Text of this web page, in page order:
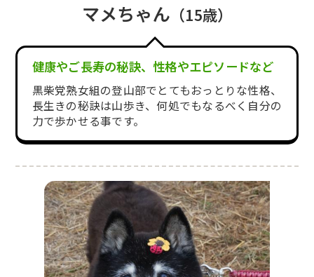
マメちゃん （15歳）
健康やご長寿の秘訣、性格やエピソードなど
黒柴党熟女組の登山部でとてもおっとりな性格、
長生きの秘訣は山歩き、何処でもなるべく自分の
力で歩かせる事です。